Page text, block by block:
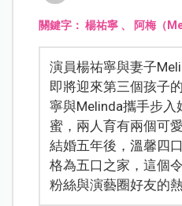
關鍵字：楊祐寧 、 阿梅（
演員楊祐寧與妻子
即將迎來第三個孩子
寧與Melinda攜手步
蜜，兩人育有兩個可
結婚五年後，溫馨四
格為五口之家，這個
粉絲與演藝圈好友的熱